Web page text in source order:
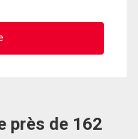
près de 162